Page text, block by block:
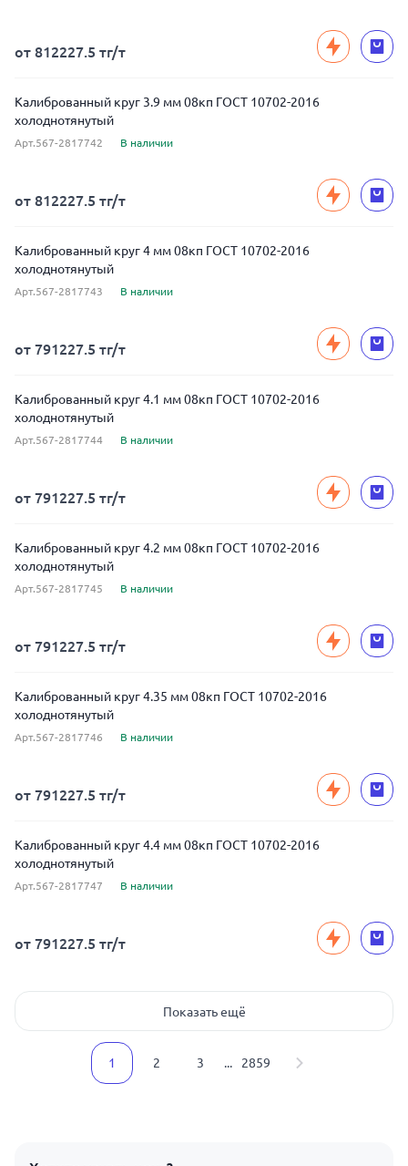
от 812227.5 тг/т
Калиброванный круг 3.9 мм 08кп ГОСТ 10702-2016
холоднотянутый
Арт.567-2817742 В наличии
от 812227.5 тг/т
Калиброванный круг 4 мм 08кп ГОСТ 10702-2016
холоднотянутый
Арт.567-2817743 В наличии
от 791227.5 тг/т
Калиброванный круг 4.1 мм 08кп ГОСТ 10702-2016
холоднотянутый
Арт.567-2817744 В наличии
от 791227.5 тг/т
Калиброванный круг 4.2 мм 08кп ГОСТ 10702-2016
холоднотянутый
Арт.567-2817745 В наличии
от 791227.5 тг/т
Калиброванный круг 4.35 мм 08кп ГОСТ 10702-2016
холоднотянутый
Арт.567-2817746 В наличии
от 791227.5 тг/т
Калиброванный круг 4.4 мм 08кп ГОСТ 10702-2016
холоднотянутый
Арт.567-2817747 В наличии
от 791227.5 тг/т
Показать ещё
1 2 3 ... 2859